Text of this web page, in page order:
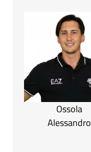
Ossola
Alessandro